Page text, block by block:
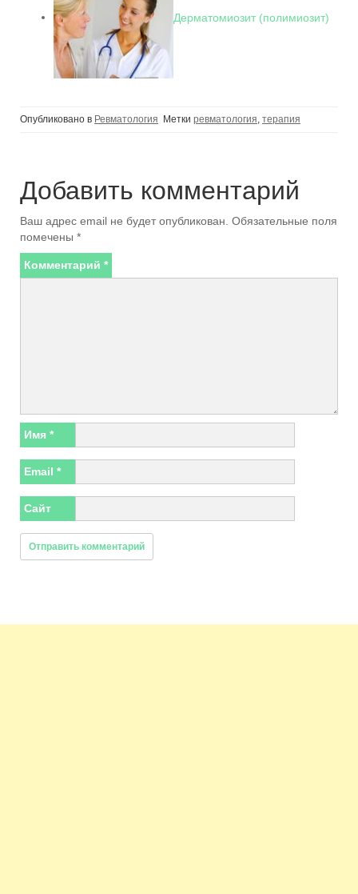
Дерматомиозит (полимиозит)
Опубликовано в Ревматология Метки ревматология терапия
Добавить комментарий
Ваш адрес email не будет опубликован. Обязательные поля
помечены *
Комментарий *
Имя *
Email *
Сайт